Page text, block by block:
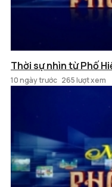
Thời sự nhìn từ Phố
10 ngày trước 265 lượt xem